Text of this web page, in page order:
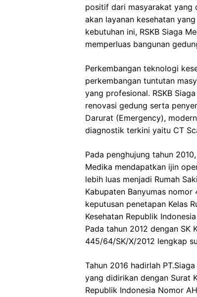
positif dari masyarakat yang
akan layanan kesehatan
kebutuhan ini, RSKB Siaga
memperluas bangunan
Perkembangan teknologi
perkembangan tuntutan
yang profesional. RSKB
renovasi gedung serta
Darurat (Emergency),
diagnostik terkini yaitu CT
Pada penghujung tahun
Medika mendapatkan ijin
lebih luas menjadi Rumah
Kabupaten Banyumas
keputusan penetapan Kelas
Kesehatan Republik
Pada tahun 2012 dengan SK
445/64/SK/X/2012 lengkap
Tahun 2016 hadirlah
yang didirikan dengan Surat
Republik Indonesia Nomor